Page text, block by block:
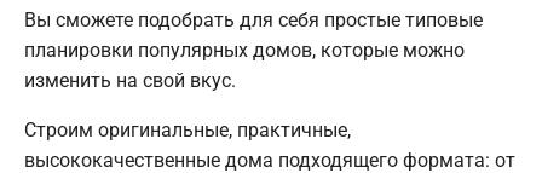
Вы сможете подобрать для себя простые типовые
планировки популярных домов, которые можно
изменить на свой вкус.
Строим оригинальные, практичные,
высококачественные дома подходящего формата: от